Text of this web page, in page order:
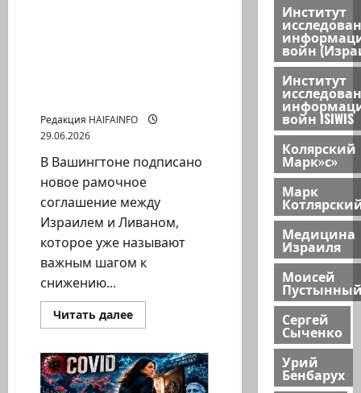
Редакция HAIFAINFO
29.06.2026
В Вашингтоне подписано
новое рамочное
соглашение между
Израилем и Ливаном,
которое уже называют
важным шагом к
снижению...
Читать далееПрочитать
больше
попытка
соглашения
Израиля
Институт
войн
Институт
войн ISIWIS
Колярский
Марк»с»
Марк
Медицина
Израиля
Моисей
Сергей
Сыченко
Урий
Бенбарух